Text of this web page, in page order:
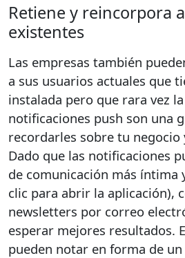
Retiene y reincorpora
existentes
Las empresas también
a sus usuarios actuales que
instalada pero que rara vez la
notificaciones push son una
recordarles sobre tu negocio
Dado que las notificaciones
de comunicación más íntima
clic para abrir la aplicación),
newsletters por correo
esperar mejores resultados.
pueden notar en forma de